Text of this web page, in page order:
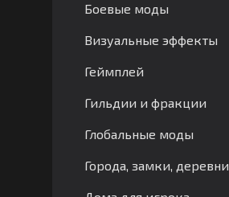
Боевые моды
Визуальные эффекты
Геймплей
Гильдии и фракции
Глобальные моды
Города, замки, деревни